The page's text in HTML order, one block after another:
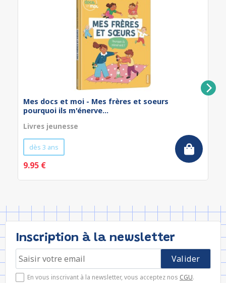
Mes docs et moi - Mes frères et soeurs
pourquoi ils m'énerve...
Livres jeunesse
dès 3 ans
9.95 €
Inscription à la newsletter
En vous inscrivant à la newsletter, vous acceptez nos CGU.